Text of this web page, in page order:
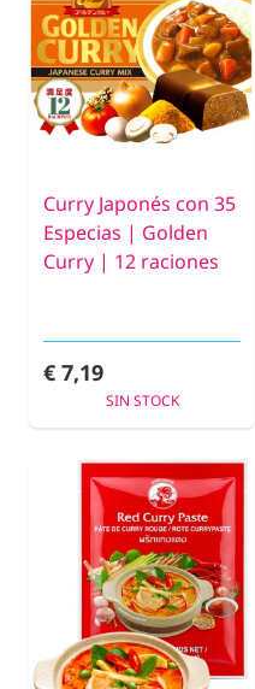
Curry Japonés con 35
Especias | Golden
Curry | 12 raciones
€ 7,19
SIN STOCK